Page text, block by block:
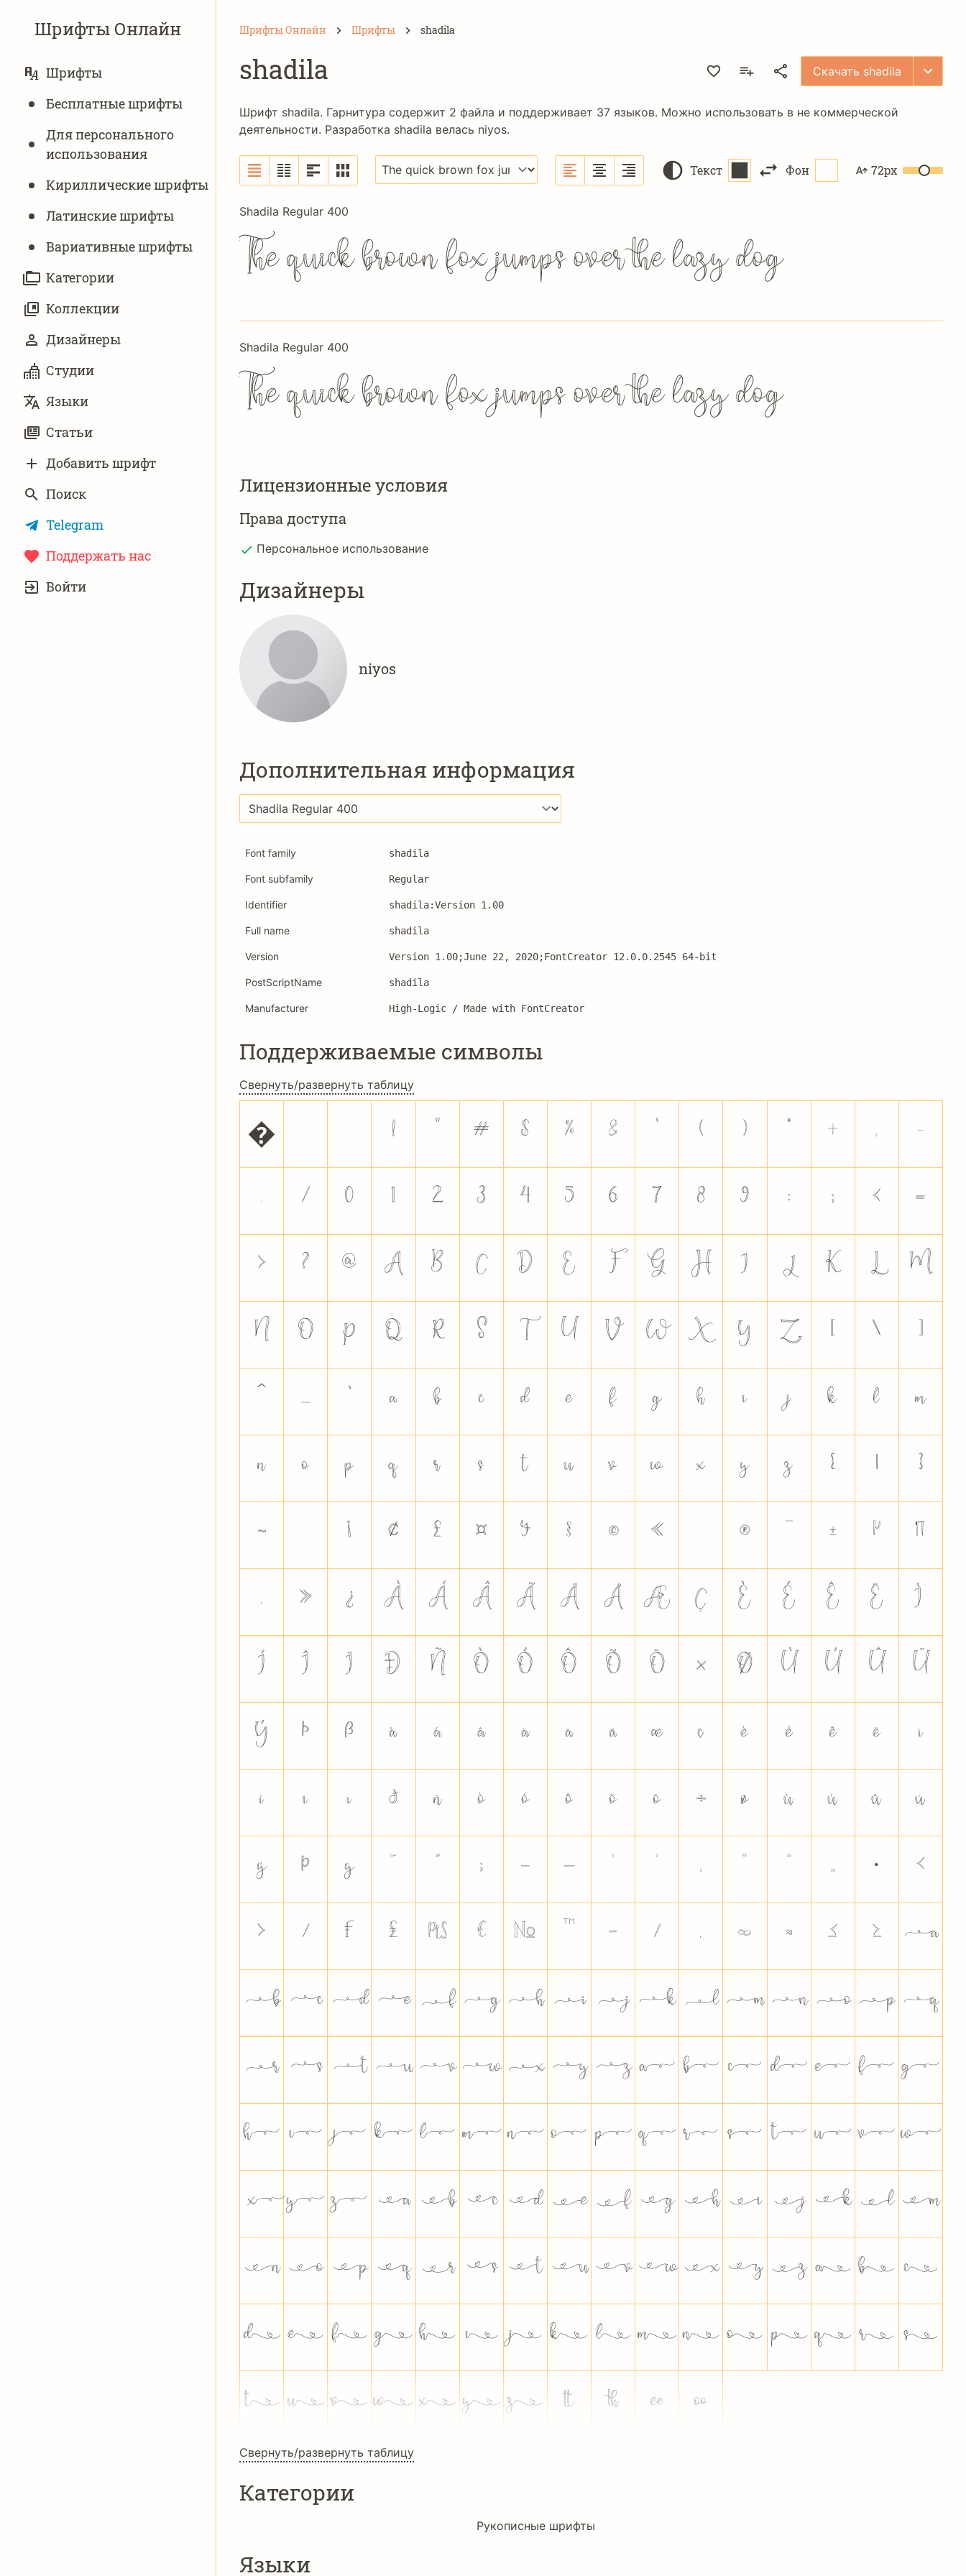
Шрифты Онлайн
НАВИГАЦИЯ
Шрифты
Бесплатные шрифты
Для персонального
использования
Кириллические шрифты
Латинские шрифты
Вариативныe шрифты
Категории
Коллекции
Дизайнеры
Студии
Языки
Статьи
Добавить шрифт
Поиск
Telegram
Поддержать нас
ЗАПИСЬ
Войти
Шрифты Онлайн Шрифты shadila
shadila Скачать shadila
Шрифт shadila. Гарнитура содержит 2 файла и поддерживает 37 языков. Можно использовать в не коммерческой
деятельности. Разработка shadila велась niyos.
Текст Фон 72px
Shadila Regular 400
The quick brown fox jumps over the lazy dog
Shadila Regular 400
The quick brown fox jumps over the lazy dog
Лицензионные условия
Права доступа
Персональное использование
Дизайнеры
niyos
Дополнительная информация
Font family shadila
Font subfamily Regular
Identifier shadila:Version 1.00
Full name shadila
Version Version 1.00;June 22, 2020;FontCreator 12.0.0.2545 64-bit
PostScriptName shadila
Manufacturer High-Logic / Made with FontCreator
Поддерживаемые символы
Свернуть/развернуть таблицу
� ! " # $ % & ' ( ) * + ,
-
.
/ 0 1 2 3 4 5 6 7 8 9 : ; <
=
>
? @ A B C D E F G H I J K L
M
N
O P Q R S T U V W X Y Z [ \
]
_ ` a b c d e f g h i j k l
m
n
o p q r s t u v w x y z { |
}
~
¡ ¢ £ ¤ ¥ § © « ® ± µ
¶
·
» ¿ À Á Â Ã Ä Å Æ Ç È É Ê Ë
Ì
Í
Î Ï Ð Ñ Ò Ó Ô Õ Ö × Ø Ù Ú Û
Ü
Ý
Þ ß à á â ã ä å æ ç è é ê ë
ì
í
î ï ð ñ ò ó ô õ ö ÷ ø ù ú û
ü
ý
þ ÿ ˉ ˝ ; – — ‘ ’ ‚ “ ” „ •
‹
›
⁄ ₣ ₤ ₧ € № ™ − ∕ ∙ ∞ ≈ ≤ ≥

            
           
           
              
            
            
       
Свернуть/развернуть таблицу
Категории
Рукописные шрифты
Языки